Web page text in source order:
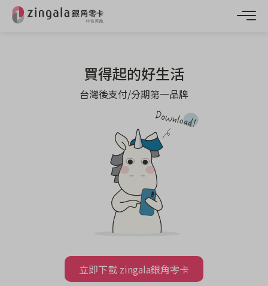
買得起的好生活
台灣後支付/分期第一品牌
立即下載 zingala銀角零卡